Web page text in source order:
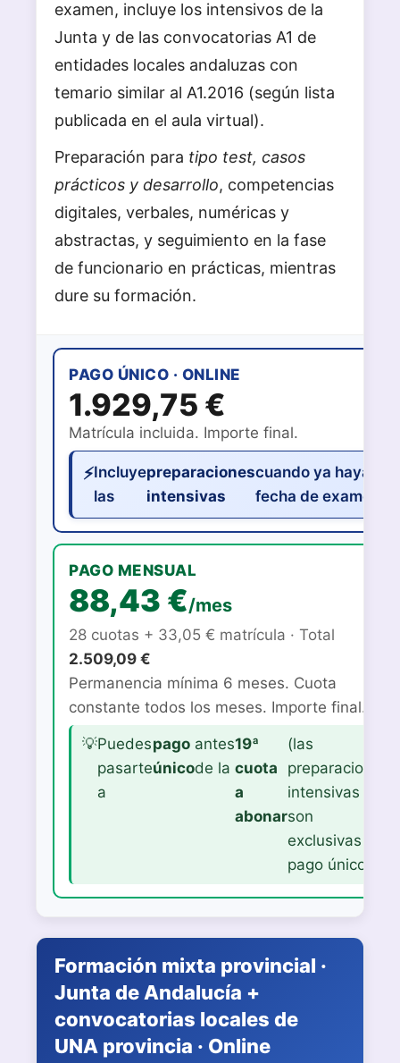
examen, incluye los intensivos de la
Junta y de las convocatorias A1 de
entidades locales andaluzas con
temario similar al A1.2016 (según lista
publicada en el aula virtual).
Preparación para tipo test, casos
prácticos y desarrollo, competencias
digitales, verbales, numéricas y
abstractas, y seguimiento en la fase
de funcionario en prácticas, mientras
dure su formación.
PAGO ÚNICO · ONLINE
1.929,75 €
Matrícula incluida. Importe final.
Incluye
las
preparaciones
intensivas
cuando ya haya
fecha de examen.
PAGO MENSUAL
88,43 €/mes
28 cuotas + 33,05 € matrícula · Total
2.509,09 €
Permanencia mínima 6 meses. Cuota
constante todos los meses. Importe final.
Puedes
pasarte
a
pago
único
antes
de la
19ª
cuota
a
abonar
(las
preparaciones
intensivas
son
exclusivas del
pago único).
Formación mixta provincial ·
Junta de Andalucía +
convocatorias locales de
UNA provincia · Online